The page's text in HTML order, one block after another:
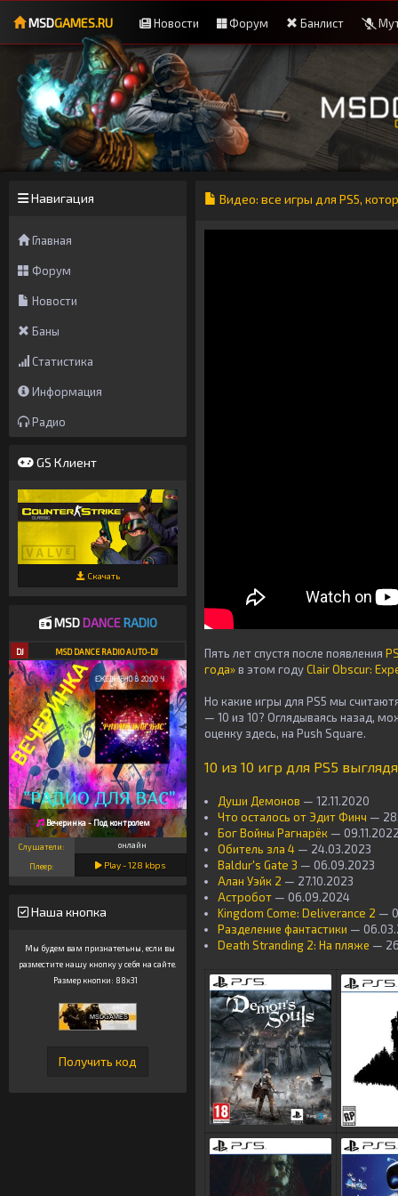
MSDGAMES.RU Новости Форум Банлист
Навигация
Главная
Форум
Новости
Баны
Статистика
Информация
Радио
GS Клиент
Скачать
MSDDANCE RADIO
DJ MSD DANCE RADIO AUTO-DJ
Вечеринка - Под контролем
Слушатели: онлайн
Плеер: Play -128 kbps
Наша кнопка
Мы будем вам признательны, если вы
разместите нашу кнопку у себя на сайте.
Размер кнопки: 88x31
Видео: все игры для PS5,
Пять лет спустя после появления
года»в этом годуClair Obscur:
Но какие игры для PS5 мы
— 10 из 10? Оглядываясь назад,
оценку здесь, на Push Square.
10 из 10 игр для PS5
Души Демонов — 12.11.2020
Что осталось от Эдит Финч —
Бог Войны Рагнарёк —
Обитель зла 4 — 24.03.2023
Baldur's Gate 3 — 06.09.2023
Алан Уэйк 2 — 27.10.2023
Астробот — 06.09.2024
Kingdom Come: Deliverance 2 —
Разделение фантастики —
Death Stranding 2: На пляже —